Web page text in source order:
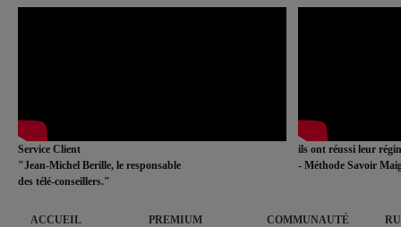
Service Client
"Jean-Michel Berille, le responsable
des télé-conseillers."
ils ont réussi leur
- Méthode Savoir
ACCUEIL PREMIUM COMMUNAUTÉ